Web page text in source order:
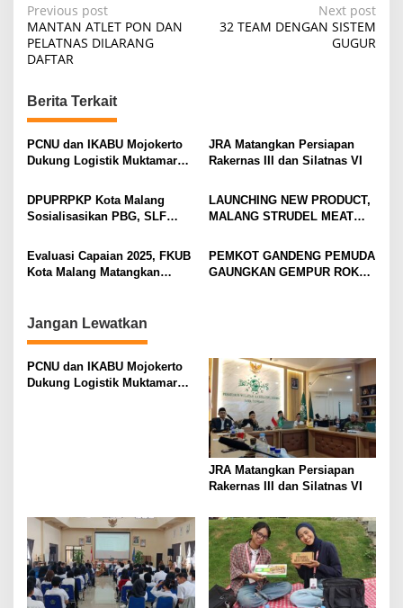
P
o
s
t
n
a
v
i
g
t
o
n
Previous post
MANTAN ATLET PON DAN
PELATNAS DILARANG
DAFTAR
Next post
32 TEAM DENGAN SISTEM
GUGUR
Berita Terkait
PCNU dan IKABU Mojokerto
Dukung Logistik Muktamar
JRA Matangkan Persiapan
Rakernas III dan Silatnas VI
DPUPRPKP Kota Malang
Sosialisasikan PBG, SLF
SPPG
LAUNCHING NEW PRODUCT,
MALANG STRUDEL MEAT
Evaluasi Capaian 2025, FKUB
Kota Malang Matangkan
PEMKOT GANDENG PEMUDA
GAUNGKAN GEMPUR ROKOK
Jangan Lewatkan
PCNU dan IKABU Mojokerto
Dukung Logistik Muktamar
JRA Matangkan Persiapan
Rakernas III dan Silatnas VI